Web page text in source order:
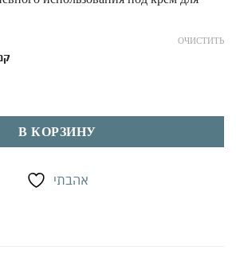
ОЧИСТИТЬ
для кожи вокруг глаз Vitamin C
В КОРЗИНУ
אהבתי